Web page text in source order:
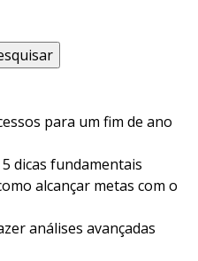
para um fim de ano
dicas fundamentais
alcançar metas com o
análises avançadas